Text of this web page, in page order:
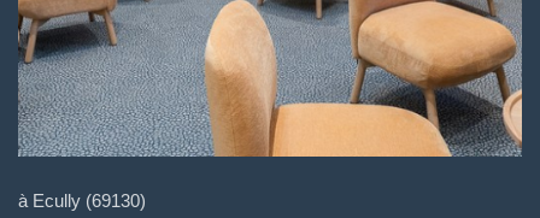
à Ecully (69130)